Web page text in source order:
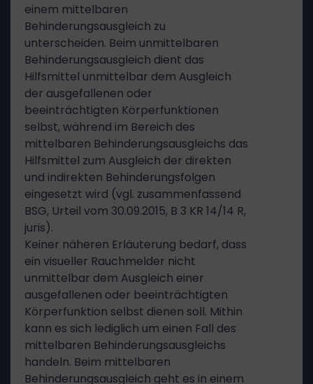
einem mittelbaren
Behinderungsausgleich zu
unterscheiden. Beim unmittelbaren
Behinderungsausgleich dient das
Hilfsmittel unmittelbar dem Ausgleich
der ausgefallenen oder
beeinträchtigten Körperfunktionen
selbst, während im Bereich des
mittelbaren Behinderungsausgleichs das
Hilfsmittel zum Ausgleich der direkten
und indirekten Behinderungsfolgen
eingesetzt wird (vgl. zusammenfassend
BSG, Urteil vom 30.09.2015, B 3 KR 14/14 R,
juris).
Keiner näheren Erläuterung bedarf, dass
ein visueller Rauchmelder nicht
unmittelbar dem Ausgleich einer
ausgefallenen oder beeinträchtigten
Körperfunktion selbst dienen soll. Mithin
kann es sich lediglich um einen Fall des
mittelbaren Behinderungsausgleichs
handeln. Beim mittelbaren
Behinderungsausgleich geht es in einem